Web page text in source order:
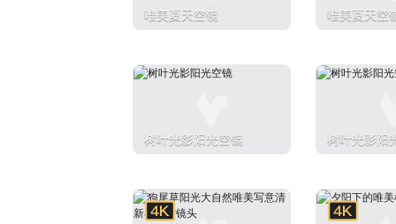
唯美夏天空镜 唯美夏天空
树叶光影阳光空镜 树叶光影阳